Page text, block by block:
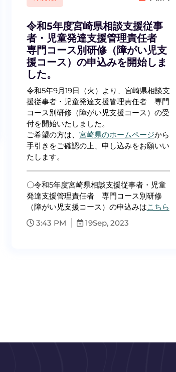
令和5年度宮崎県相談支援従事
者・児童発達支援管理責任者
専門コース別研修（障がい児支
援コース）の申込みを開始しま
した。
令和5年9月19日（火）より、宮崎県相談支
援従事者・児童発達支援管理責任者 専門
コース別研修（障がい児支援コース）の受
付を開始いたしました。
ご希望の方は、 宮崎県のホームページから
手引きをご確認の上、申し込みをお願いい
たします。
〇令和5年度宮崎県相談支援従事者・児童
発達支援管理責任者 専門コース別研修
（障がい児支援コース）の申込みはこちら
3:43 PM
19Sep, 2023